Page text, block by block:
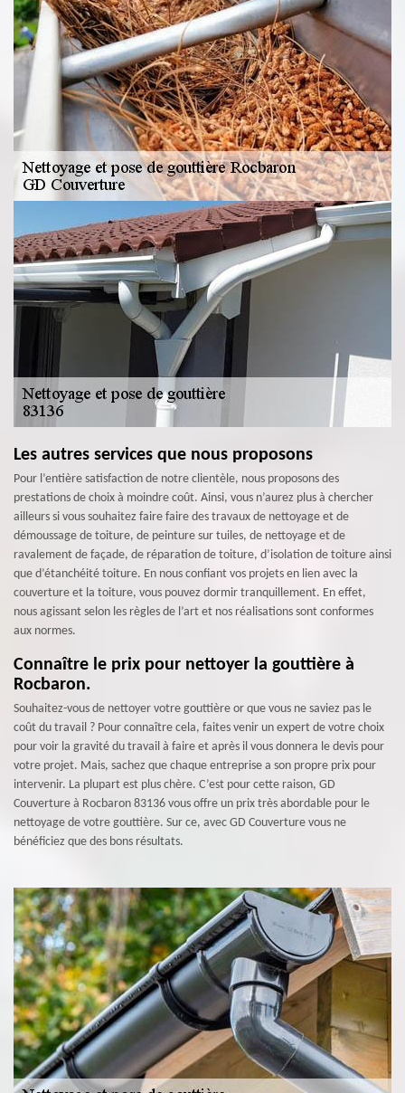
Les autres services que nous proposons
Pour l’entière satisfaction de notre clientèle, nous proposons des
prestations de choix à moindre coût. Ainsi, vous n’aurez plus à chercher
ailleurs si vous souhaitez faire faire des travaux de nettoyage et de
démoussage de toiture, de peinture sur tuiles, de nettoyage et de
ravalement de façade, de réparation de toiture, d’isolation de toiture ainsi
que d’étanchéité toiture. En nous confiant vos projets en lien avec la
couverture et la toiture, vous pouvez dormir tranquillement. En effet,
nous agissant selon les règles de l’art et nos réalisations sont conformes
aux normes.
Connaître le prix pour nettoyer la gouttière à
Rocbaron.
Souhaitez-vous de nettoyer votre gouttière or que vous ne saviez pas le
coût du travail ? Pour connaître cela, faites venir un expert de votre choix
pour voir la gravité du travail à faire et après il vous donnera le devis pour
votre projet. Mais, sachez que chaque entreprise a son propre prix pour
intervenir. La plupart est plus chère. C’est pour cette raison, GD
Couverture à Rocbaron 83136 vous offre un prix très abordable pour le
nettoyage de votre gouttière. Sur ce, avec GD Couverture vous ne
bénéficiez que des bons résultats.